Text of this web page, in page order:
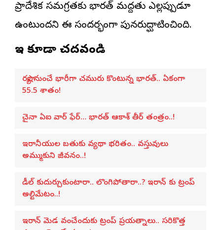
ప్రాదేశిక సమగ్రతకు భారత్ మద్దతు ఎల్లప్పుడూ
ఉంటుందని ఈ సందర్భంగా పునరుద్ఘాటించింది.
ఇవి కూడా చదవండి
రష్యా నుంచే భారీగా చమురు కొంటున్న భారత్.. ఏకంగా
55.5 శాతం!
చైనా ఏఐ వార్ ఫేర్… భారత్ ఆకాశ్ తీర్ తంత్రం..!
ఇరానీయుల బతుకు వ్యథా భరితం.. వస్తువులు
అమ్ముకుని జీవనం..!
డీల్ కుదుర్చుకుంటారా.. లొంగిపోతారా..? ఇరాన్ కు ట్రంప్
అల్టిమేటం..!
ఇరాన్ మెడ వంచేందుకు ట్రంప్ ప్రయత్నాలు.. సరికొత్త